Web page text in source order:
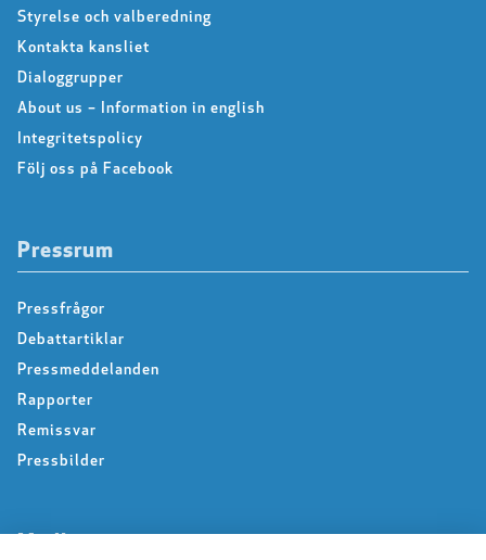
Styrelse och valberedning
Kontakta kansliet
Dialoggrupper
About us – Information in english
Integritetspolicy
Följ oss på Facebook
Pressrum
Pressfrågor
Debattartiklar
Pressmeddelanden
Rapporter
Remissvar
Pressbilder